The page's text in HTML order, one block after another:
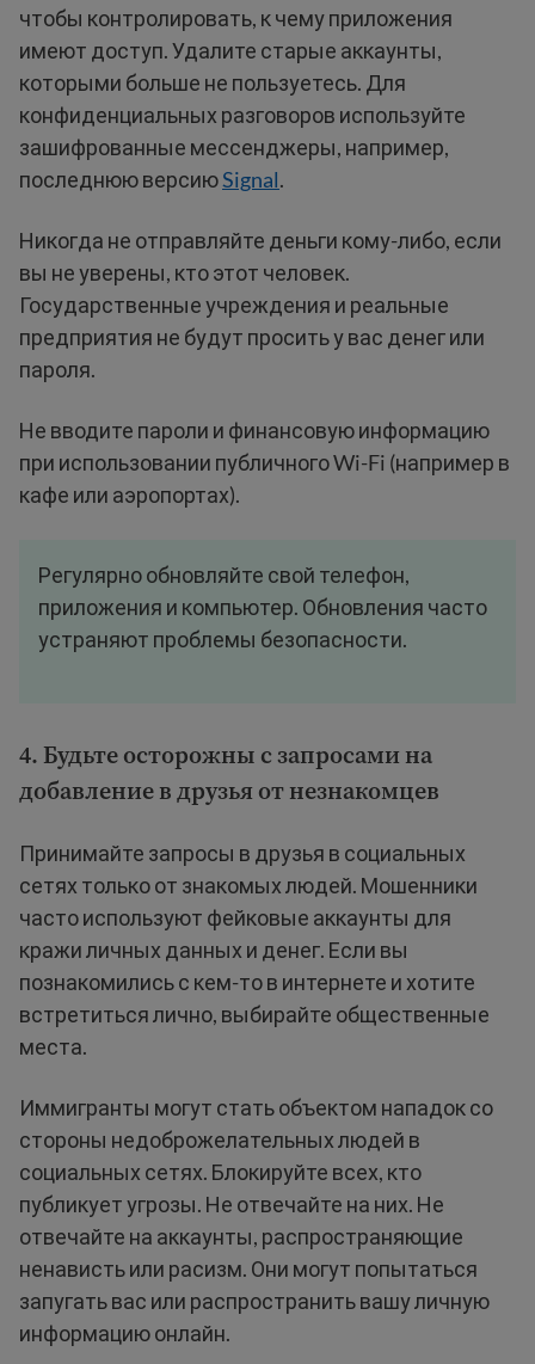
чтобы контролировать, к чему приложения
имеют доступ. Удалите старые аккаунты,
которыми больше не пользуетесь. Для
конфиденциальных разговоров используйте
зашифрованные мессенджеры, например,
последнюю версиюSignal.
Никогда не отправляйте деньги кому-либо, если
вы не уверены, кто этот человек.
Государственные учреждения и реальные
предприятия не будут просить у вас денег или
пароля.
Не вводите пароли и финансовую информацию
при использовании публичного Wi-Fi (например в
кафе или аэропортах).
Регулярно обновляйте свой телефон,
приложения и компьютер. Обновления часто
устраняют проблемы безопасности.
4. Будьте осторожны с запросами на
добавление в друзья от незнакомцев
Принимайте запросы в друзья в социальных
сетях только от знакомых людей. Мошенники
часто используют фейковые аккаунты для
кражи личных данных и денег. Если вы
познакомились с кем-то в интернете и хотите
встретиться лично, выбирайте общественные
места.
Иммигранты могут стать объектом нападок со
стороны недоброжелательных людей в
социальных сетях. Блокируйте всех, кто
публикует угрозы. Не отвечайте на них. Не
отвечайте на аккаунты, распространяющие
ненависть или расизм. Они могут попытаться
запугать вас или распространить вашу личную
информацию онлайн.